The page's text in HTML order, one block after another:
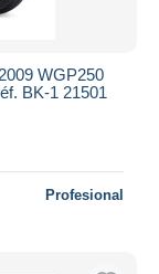
WGP250
BK-1 21501
Profesional